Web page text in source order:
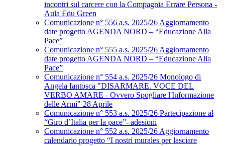
incontri sul carcere con la Compagnia Errare Persona -
Aula Edu Green
Comunicazione n° 556 a.s. 2025/26 Aggiornamento
date progetto AGENDA NORD – “Educazione Alla
Pace”
Comunicazione n° 555 a.s. 2025/26 Aggiornamento
date progetto AGENDA NORD – “Educazione Alla
Pace”
Comunicazione n° 554 a.s. 2025/26 Monologo di
Angela Iantosca "DISARMARE. VOCE DEL
VERBO AMARE - Ovvero Spogliare l'Informazione
delle Armi" 28 Aprile
Comunicazione n° 553 a.s. 2025/26 Partecipazione al
“Giro d’Italia per la pace”- adesioni
Comunicazione n° 552 a.s. 2025/26 Aggiornamento
calendario progetto “I nostri murales per lasciare